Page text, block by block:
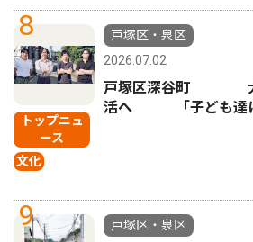
8
トップニュ
ース
文化
戸塚区・泉区
2026.07.02
戸塚区深谷町 大
活へ 「子ども達に
9
戸塚区・泉区